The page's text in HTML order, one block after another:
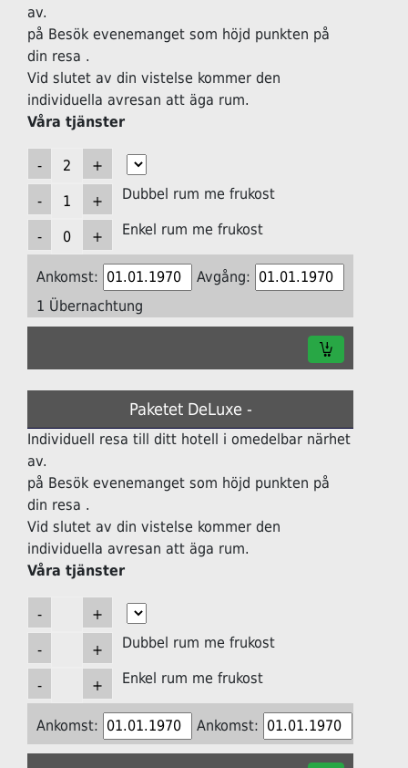
av.
på Besök evenemanget som höjd punkten på
din resa .
Vid slutet av din vistelse kommer den
individuella avresan att äga rum.
Våra tjänster
Dubbel rum me frukost
Enkel rum me frukost
Ankomst:
Avgång:
1 Übernachtung
Paketet DeLuxe -
Individuell resa till ditt hotell i omedelbar närhet
av.
på Besök evenemanget som höjd punkten på
din resa .
Vid slutet av din vistelse kommer den
individuella avresan att äga rum.
Våra tjänster
Dubbel rum me frukost
Enkel rum me frukost
Ankomst: Ankomst: